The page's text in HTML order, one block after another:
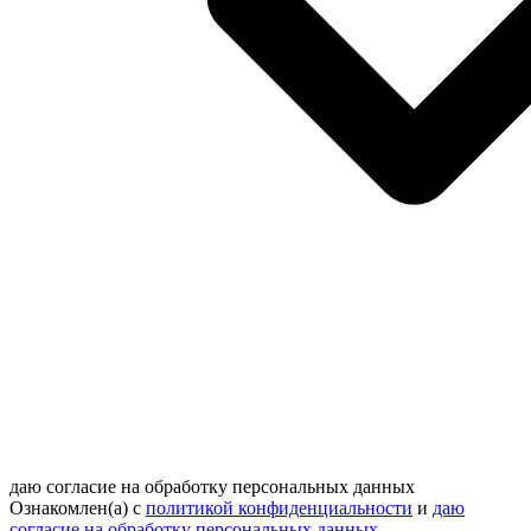
даю согласие на обработку персональных данных
Ознакомлен(а) с политикой конфиденциальности и даю